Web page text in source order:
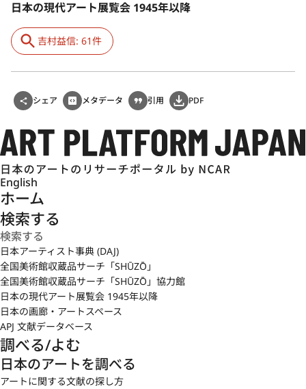
日本の現代アート展覧会 1945年以降
吉村益信: 61件
シェア メタデータ 引用 PDF
English
ホーム
検索する
日本アーティスト事典 (DAJ)
全国美術館収蔵品サーチ「SHŪZŌ」
全国美術館収蔵品サーチ「SHŪZŌ」協力館
日本の現代アート展覧会 1945年以降
日本の画廊・アートスペース
APJ 文献データベース
調べる/よむ
日本のアートを調べる
アートに関する文献の探し方